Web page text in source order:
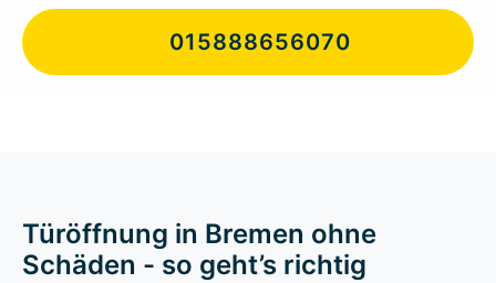
015888656070
Türöffnung in Bremen ohne
Schäden - so geht’s richtig